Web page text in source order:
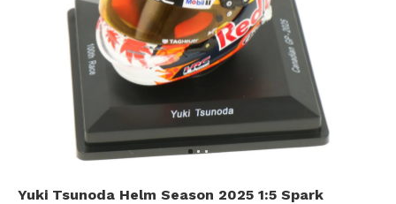
Yuki Tsunoda Helm Season 2025 1:5 Spark